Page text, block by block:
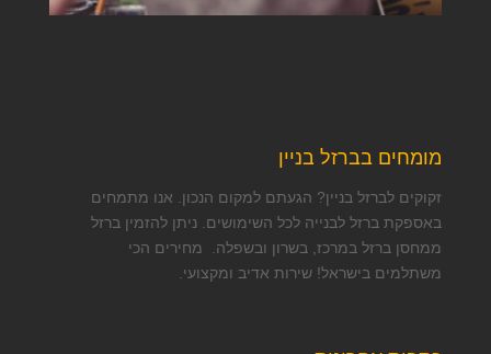
מומחים בברזל בניין
זקוקים לברזל בניין? הגעתם למקום הנכון. אנו מתמחים
באספקת ברזל לבנייה לכל השימושים. ניתן להזמין ברזל
ממחסן ברזל במרכז, בשרון ובשפלה. מחירים הכי
משתלמים בישראל! שירות אדיב ומקצועי.